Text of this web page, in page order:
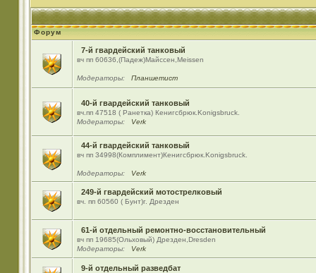
Форум
7-й гвардейский танковый
вч пп 60636,(Падеж)Майсcен,Meissen
Модераторы: Планшетист
40-й гвардейский танковый
вч.пп 47518 ( Ранетка) Кенигсбрюк.Konigsbruck.
Модераторы:
Verk
44-й гвардейский танковый
вч пп 34998(Комплимент)Кенигсбрюк.Konigsbruck.
Модераторы: Verk
249-й гвардейский мотострелковый
вч. пп 60560 ( Бунт)г. Дрезден
61-й отдельный ремонтно-восстановительный
вч пп 19685(Ольховый) Дрезден,Dresden
Модераторы:
Verk
9-й отдельный разведбат